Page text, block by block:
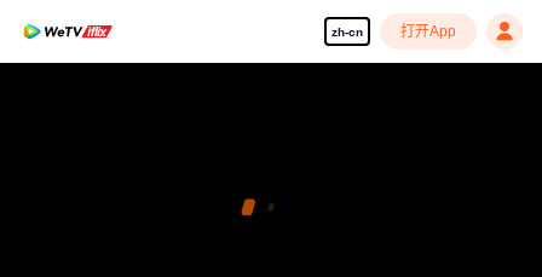
zh-cn 打开App